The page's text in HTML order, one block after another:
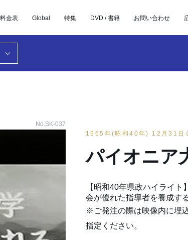
料金表 Global 特集 DVD / 書籍 お問い合わせ
No.SK-037
1965年(昭和40年) 12月31日
パイオニア
【昭和40年県政ハイライ
会が優れた指導者を養成す
※ご発注の際は映像内に埋
指定ください。